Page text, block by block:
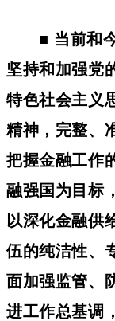
■ 当前和今
坚持和加强党
特色社会主义
精神，完整、
把握金融工作
融强国为目标
以深化金融供
伍的纯洁性、
面加强监管、
进工作总基调